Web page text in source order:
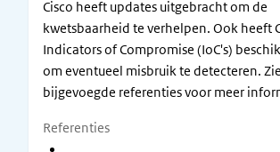
Cisco heeft updates uitgebracht om de
kwetsbaarheid te verhelpen. Ook heeft
Indicators of Compromise (IoC's)
om eventueel misbruik te detecteren. Zie
bijgevoegde referenties voor meer
Referenties